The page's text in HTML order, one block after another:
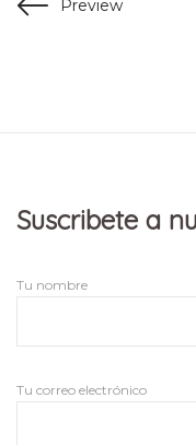
Preview
Suscribete a
Tu nombre
Tu correo electrónico